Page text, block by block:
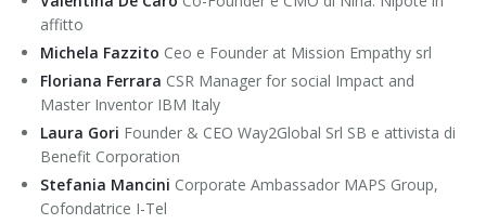
affitto
Michela Fazzito Ceo e Founder at Mission Empathy srl
Floriana Ferrara CSR Manager for social Impact and
Master Inventor IBM Italy
Laura Gori Founder & CEO Way2Global Srl SB e attivista di
Benefit Corporation
Stefania Mancini Corporate Ambassador MAPS Group,
Cofondatrice I-Tel